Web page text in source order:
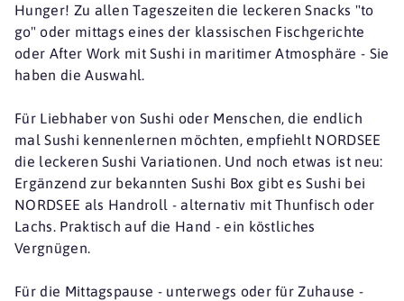
Hunger! Zu allen Tageszeiten die leckeren Snacks "to
go" oder mittags eines der klassischen Fischgerichte
oder After Work mit Sushi in maritimer Atmosphäre - Sie
haben die Auswahl.
Für Liebhaber von Sushi oder Menschen, die endlich
mal Sushi kennenlernen möchten, empfiehlt NORDSEE
die leckeren Sushi Variationen. Und noch etwas ist neu:
Ergänzend zur bekannten Sushi Box gibt es Sushi bei
NORDSEE als Handroll - alternativ mit Thunfisch oder
Lachs. Praktisch auf die Hand - ein köstliches
Vergnügen.
Für die Mittagspause - unterwegs oder für Zuhause -